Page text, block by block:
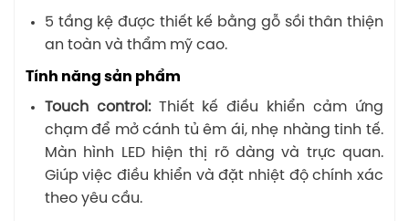
5 tầng kệ được thiết kế bằng gỗ sồi thân thiện
an toàn và thẩm mỹ cao.
Tính năng sản phẩm
Touch control:Thiết kế điều khiển cảm ứng
chạm để mở cánh tủ êm ái, nhẹ nhàng tinh tế.
Màn hình LED hiện thị rõ dàng và trực quan.
Giúp việc điều khiển và đặt nhiệt độ chính xác
theo yêu cầu.